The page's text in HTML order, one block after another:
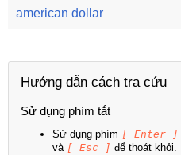
american dollar
Hướng dẫn cách tra cứu
Sử dụng phím tắt
Sử dụng phím [ Enter ]
và [ Esc ] để thoát khỏi.